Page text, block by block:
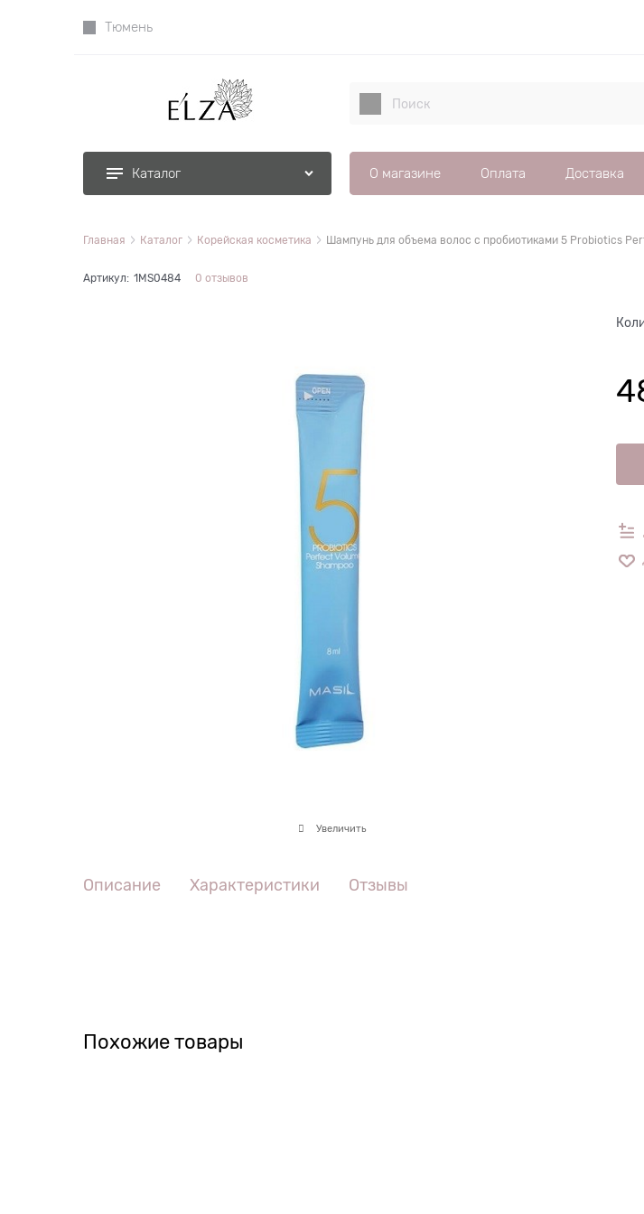
Тюмень
Каталог О магазине Оплата Доставка
Главная Каталог Корейская косметика Шампунь для объема волос с пробиотиками 5 Probiotics
Артикул: 1MS0484 0 отзывов
Увеличить
Описание Характеристики Отзывы
Похожие товары